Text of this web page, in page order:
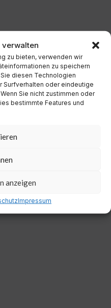
zu bieten, verwenden wir
zu speichern
diesen Technologien
Surfverhalten oder eindeutige
Sie nicht zustimmen oder
bestimmte Features und
anzeigen
Impressum